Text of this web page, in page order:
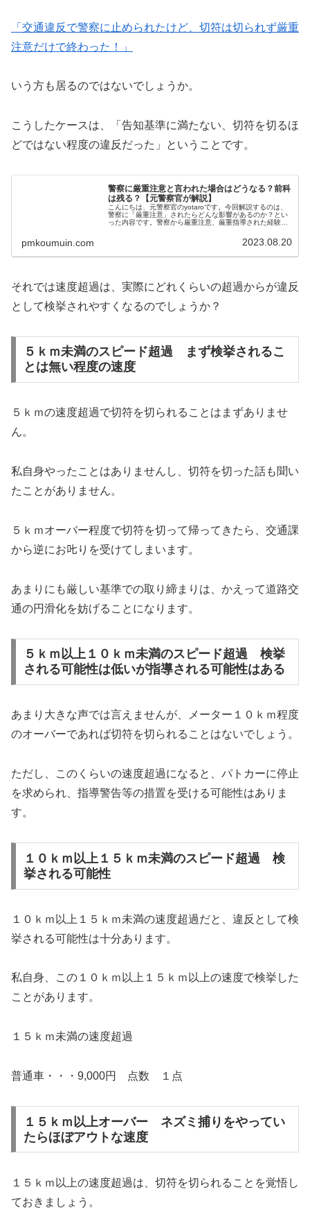
「交通違反で警察に止められたけど、切符は切られず厳重
注意だけで終わった！」
いう方も居るのではないでしょうか。
こうしたケースは、「告知基準に満たない、切符を切るほ
どではない程度の違反だった」ということです。
警察に厳重注意と言われた場合はどうなる？前科
は残る？【元警察官が解説】
こんにちは、元警察官のyotaroです。今回解説するのは、
警察に「厳重注意」されたらどんな影響があるのか？とい
った内容です。警察から厳重注意、厳重指導された経験が
pmkoumuin.com 2023.08.20
それでは速度超過は、実際にどれくらいの超過からが違反
として検挙されやすくなるのでしょうか？
５ｋｍ未満のスピード超過 まず検挙されるこ
とは無い程度の速度
５ｋｍの速度超過で切符を切られることはまずありませ
ん。
私自身やったことはありませんし、切符を切った話も聞い
たことがありません。
５ｋｍオーバー程度で切符を切って帰ってきたら、交通課
から逆にお𠮟りを受けてしまいます。
あまりにも厳しい基準での取り締まりは、かえって道路交
通の円滑化を妨げることになります。
５ｋｍ以上１０ｋｍ未満のスピード超過 検挙
される可能性は低いが指導される可能性はある
あまり大きな声では言えませんが、メーター１０ｋｍ程度
のオーバーであれば切符を切られることはないでしょう。
ただし、このくらいの速度超過になると、パトカーに停止
を求められ、指導警告等の措置を受ける可能性はありま
す。
１０ｋｍ以上１５ｋｍ未満のスピード超過 検
挙される可能性
１０ｋｍ以上１５ｋｍ未満の速度超過だと、違反として検
挙される可能性は十分あります。
私自身、この１０ｋｍ以上１５ｋｍ以上の速度で検挙した
ことがあります。
１５ｋｍ未満の速度超過
普通車・・・9,000円 点数 １点
１５ｋｍ以上オーバー ネズミ捕りをやってい
たらほぼアウトな速度
１５ｋｍ以上の速度超過は、切符を切られることを覚悟し
ておきましょう。